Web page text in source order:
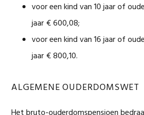
voor een kind van 10 jaar of
jaar € 600,08;
voor een kind van 16 jaar of
jaar € 800,10.
ALGEMENE OUDERDOMSWET